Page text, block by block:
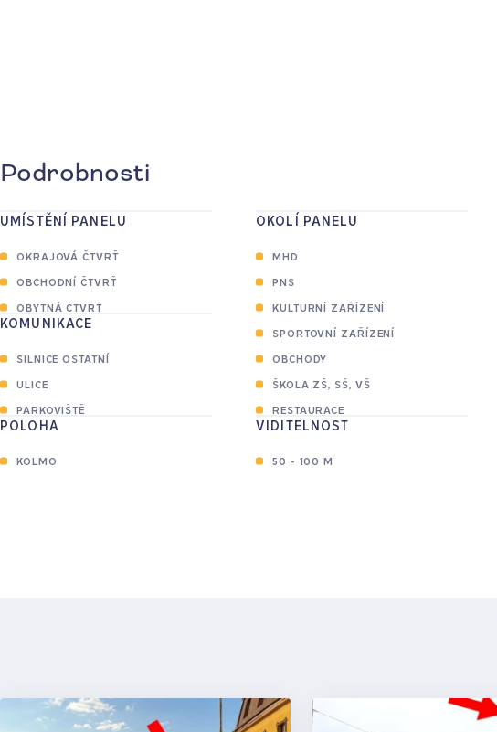
Podrobnosti
UMÍSTĚNÍ PANELU
OKRAJOVÁ ČTVRŤ
OBCHODNÍ ČTVRŤ
OBYTNÁ ČTVRŤ
KOMUNIKACE
SILNICE OSTATNÍ
ULICE
PARKOVIŠTĚ
POLOHA
KOLMO
OKOLÍ PANELU
MHD
PNS
KULTURNÍ ZAŘÍZENÍ
SPORTOVNÍ ZAŘÍZENÍ
OBCHODY
ŠKOLA ZŠ, SŠ, VŠ
RESTAURACE
VIDITELNOST
50 - 100 M
8